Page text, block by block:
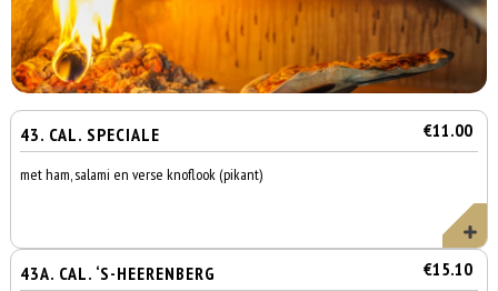
43. CAL. SPECIALE €11.00
met ham, salami en verse knoflook (pikant)
43A. CAL. ‘S-HEERENBERG €15.10